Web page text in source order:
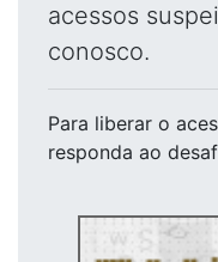
acessos
conosco.
Para liberar o
responda ao